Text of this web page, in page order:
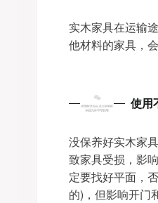
实木家具在运输
他材料的家具，
4 使用
没保养好实木家
致家具受损，影
定要找好平面，
的)，但影响开门